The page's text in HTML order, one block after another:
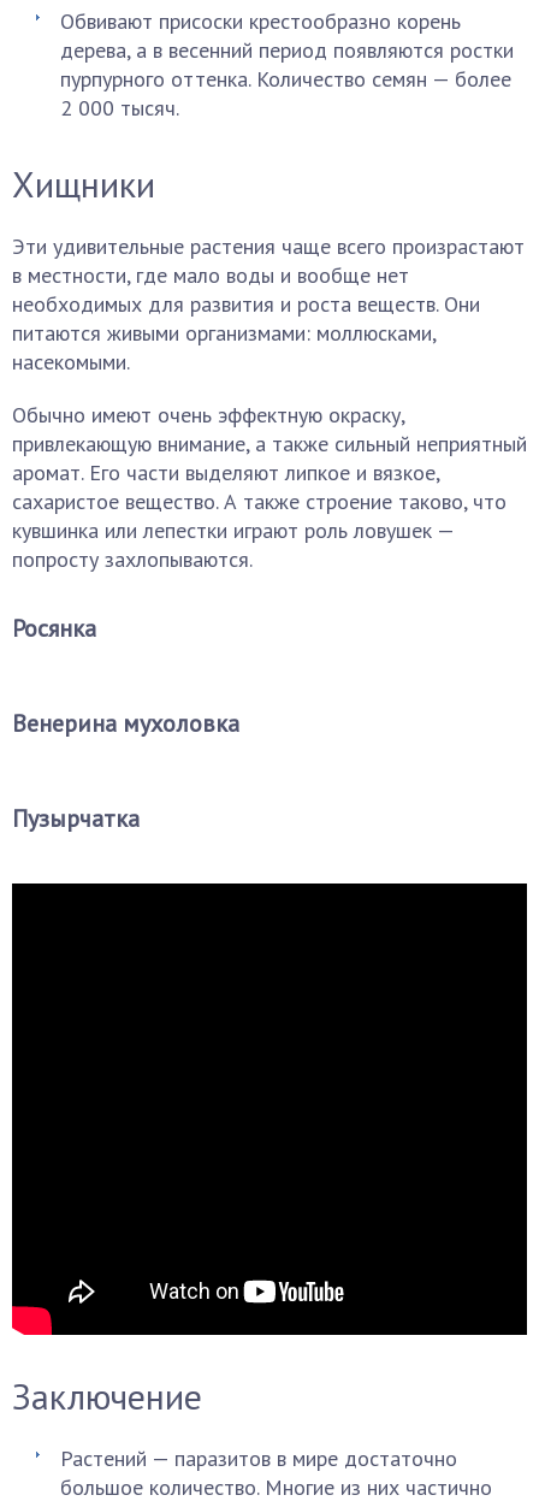
Обвивают присоски крестообразно корень
дерева, а в весенний период появляются ростки
пурпурного оттенка. Количество семян — более
2 000 тысяч.
Хищники
Эти удивительные растения чаще всего произрастают
в местности, где мало воды и вообще нет
необходимых для развития и роста веществ. Они
питаются живыми организмами: моллюсками,
насекомыми.
Обычно имеют очень эффектную окраску,
привлекающую внимание, а также сильный неприятный
аромат. Его части выделяют липкое и вязкое,
сахаристое вещество. А также строение таково, что
кувшинка или лепестки играют роль ловушек —
попросту захлопываются.
Росянка
Венерина мухоловка
Пузырчатка
Заключение
Растений — паразитов в мире достаточно
большое количество. Многие из них частично